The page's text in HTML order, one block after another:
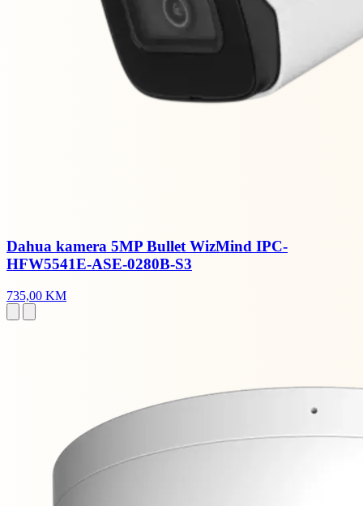
Dahua kamera 5MP Bullet WizMind IPC-
HFW5541E-ASE-0280B-S3
735,00 KM